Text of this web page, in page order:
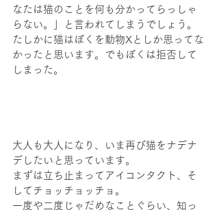
なたは猫のことを何も分かってらっしゃ
らない。」と言われてしまうでしょう。
たしかに猫はぼくを動物Xとしか思ってな
かったと思います。でもぼくは拒否して
しまった。
大人も大人になり、いま再び猫をナデナ
デしたいと思っています。
まずは立ち止まってアイコンタクト、そ
してチョッチョッチョ。
一度や二度じゃだめなことぐらい、知っ